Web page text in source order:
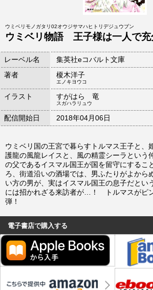
ウミベリモノガタリ02オウジサマハヒトリデジュウブン
ウミベリ物語 王子様は一人で充
レーベル名
集英社eコバルト文庫
著者
榎木洋子
エノキヨウコ
イラスト すがはら 竜
スガハラリュウ
配信開始日 2018年04月06日
ウミベリ国の王宮で暮らすトルマス王子と、
護龍の風龍レイスと、風の精霊シーラという
の父であるイスマル国王が国を留守にするこ
ろ、街道沿いの酒場では、男ふたりがよから
い方の男が、実はイスマル国王の息子だと
には招かれざる来訪者が…！ トルマスがピ
弾！
電子書店で購入する